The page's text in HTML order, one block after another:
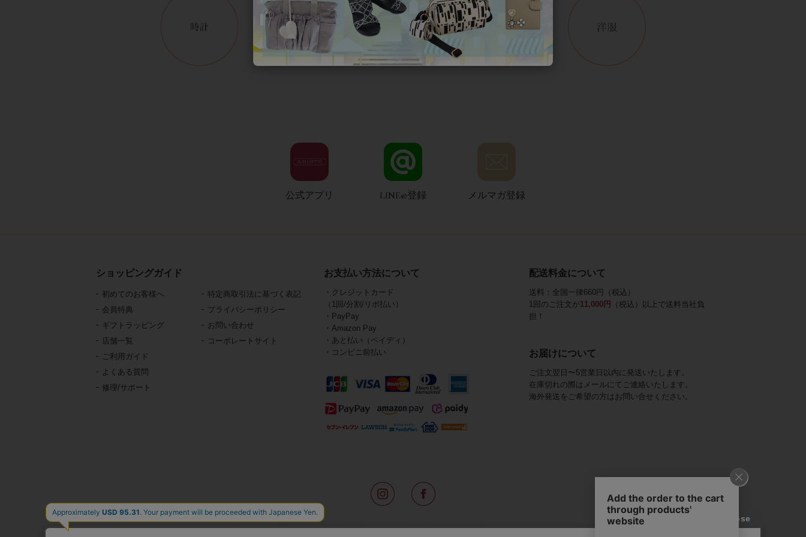
公式アプリ LINE@登録 メルマガ登録
ショッピングガイド
初めてのお客様へ
会員特典
ギフトラッピング
店舗一覧
ご利用ガイド
よくある質問
修理/サポート
特定商取引法に基づく表記
プライバシーポリシー
お問い合わせ
コーポレートサイト
お支払い方法について
・クレジットカード
（1回/分割/リボ払い）
・PayPay
・Amazon Pay
・あと払い（ペイディ）
・コンビニ前払い
配送料金について
送料：全国一律660円（税込）
1回のご注文が11,000円
（税込）以上で送料当社負
担！
お届けについて
ご注文翌日〜5営業日以内に発送いたします。
在庫切れの際はメールにてご連絡いたします。
海外発送をご希望の方はお問い合せください。
東京・青山の路面店をはじめ全国の一流ホテルに100以上の直営店舗を展開するABISTE(アビステ)は、